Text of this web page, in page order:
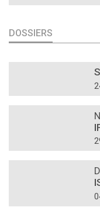
DOSSIERS